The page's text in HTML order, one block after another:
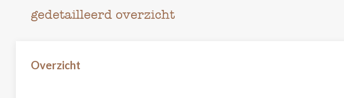
gedetailleerd overzicht
Overzicht